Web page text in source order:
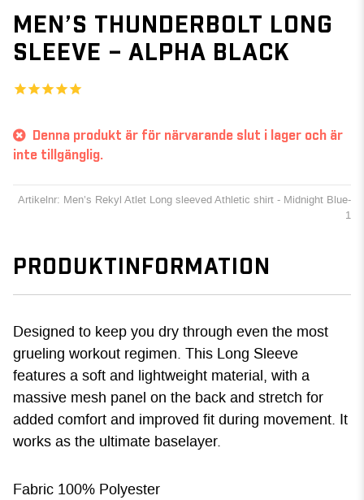
MEN’S THUNDERBOLT LONG
SLEEVE – ALPHA BLACK
Denna produkt är för närvarande slut i lager och är
inte tillgänglig.
Artikelnr: Men’s Rekyl Atlet Long sleeved Athletic shirt - Midnight Blue-
1
PRODUKTINFORMATION
Designed to keep you dry through even the most
grueling workout regimen. This Long Sleeve
features a soft and lightweight material, with a
massive mesh panel on the back and stretch for
added comfort and improved fit during movement. It
works as the ultimate baselayer.
Fabric 100% Polyester